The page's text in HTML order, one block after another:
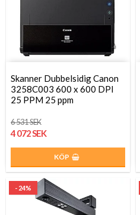
Skanner Dubbelsidig Canon
3258C003 600 x 600 DPI
25 PPM 25 ppm
6 531 SEK
4 072 SEK
KÖP
- 24%